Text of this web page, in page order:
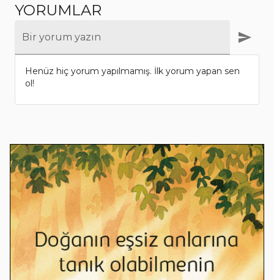
YORUMLAR
Bir yorum yazın
Henüz hiç yorum yapılmamış. İlk yorum yapan sen
ol!